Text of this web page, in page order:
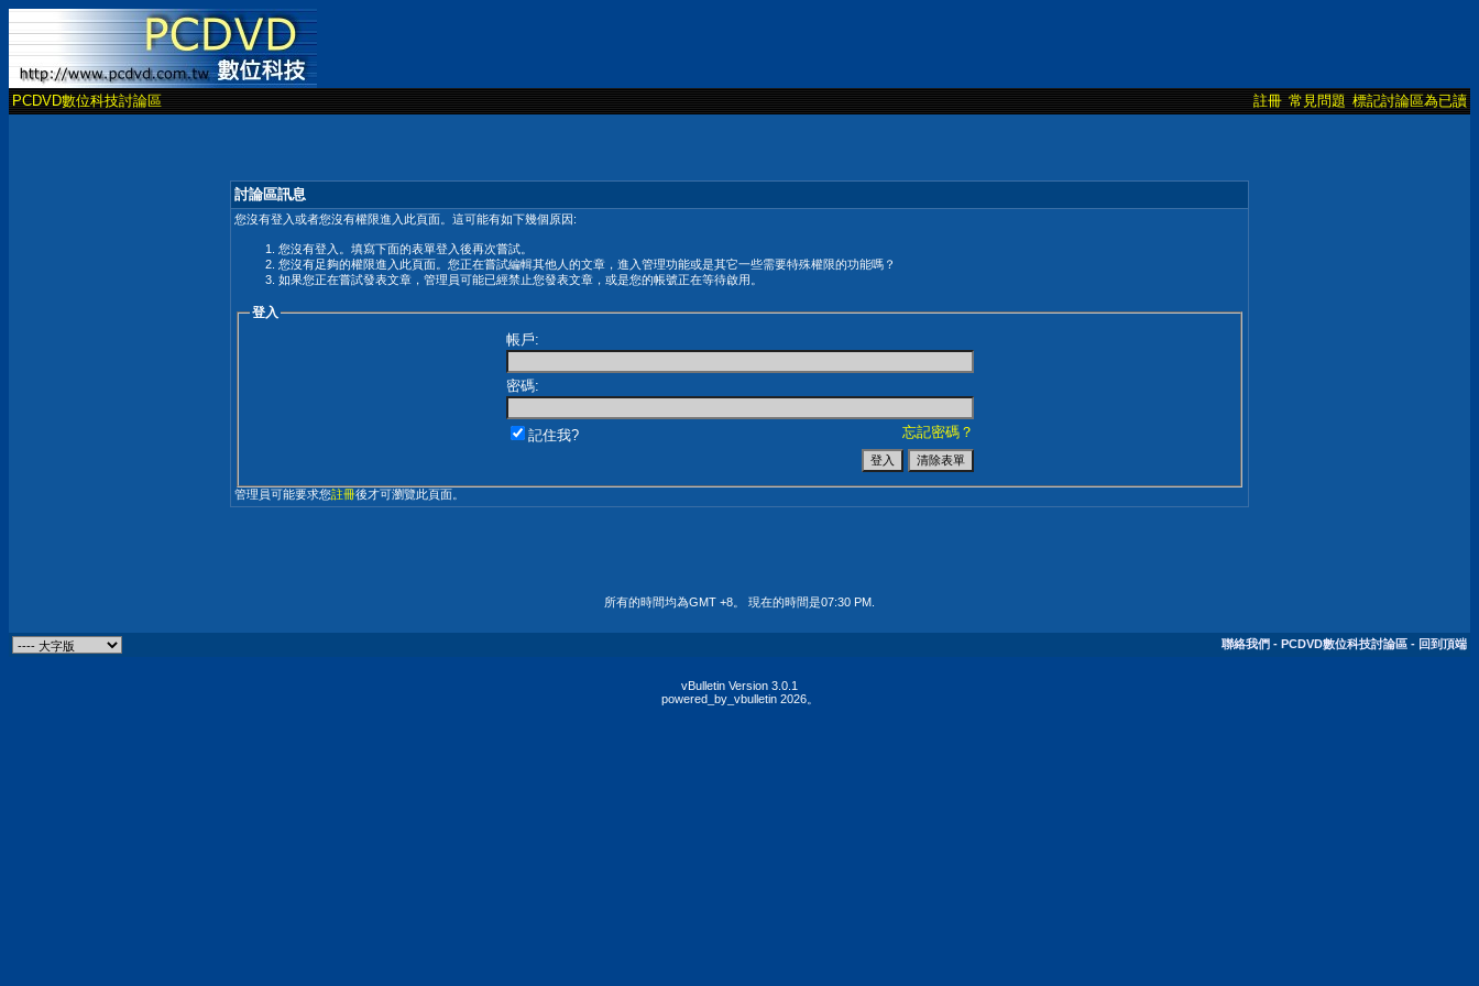
PCDVD數位科技討論區 註冊 常見問題 標記討論區為已讀
討論區訊息
您沒有登入或者您沒有權限進入此頁面。這可能有如下幾個原因:
您沒有登入。填寫下面的表單登入後再次嘗試。
您沒有足夠的權限進入此頁面。您正在嘗試編輯其他人的文章，進入管理功能或是其它一些需要特殊權限的功能嗎？
如果您正在嘗試發表文章，管理員可能已經禁止您發表文章，或是您的帳號正在等待啟用。
登入
帳戶:
密碼:
忘記密碼？
記住我?
管理員可能要求您註冊後才可瀏覽此頁面。
所有的時間均為GMT +8。 現在的時間是07:30 PM
聯絡我們 - PCDVD數位科技討論區 - 回到頂端
vBulletin Version 3.0.1
powered_by_vbulletin 2026。